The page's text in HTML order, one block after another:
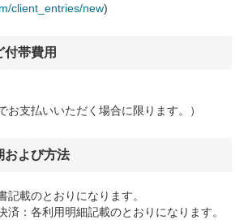
client_entries/new)
付帯費用
お支払いいただく場合に限ります。）
および方法
記載のとおりになります。
済：各利用明細記載のとおりになります。